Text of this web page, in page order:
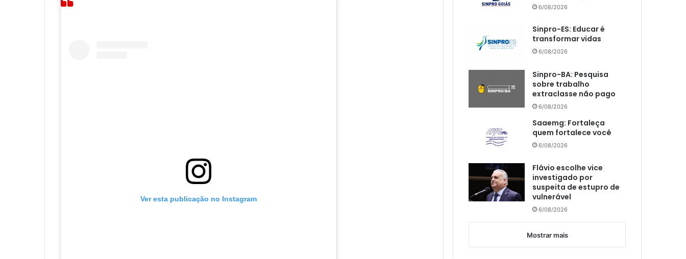
Ver esta publicação no Instagram
6/08/2026
Sinpro-ES: Educar é
transformar vidas
6/08/2026
Sinpro-BA: Pesquisa
sobre trabalho
extraclasse não pago
6/08/2026
Saaemg: Fortaleça
quem fortalece você
6/08/2026
Flávio escolhe vice
investigado por
suspeita de estupro de
vulnerável
6/08/2026
Mostrar mais